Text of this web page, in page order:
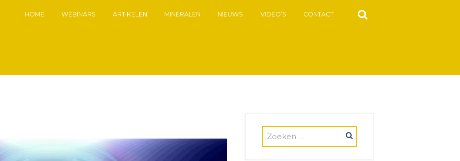
HOME WEBINARS ARTIKELEN MINERALEN NIEUWS VIDEO’S CONTACT